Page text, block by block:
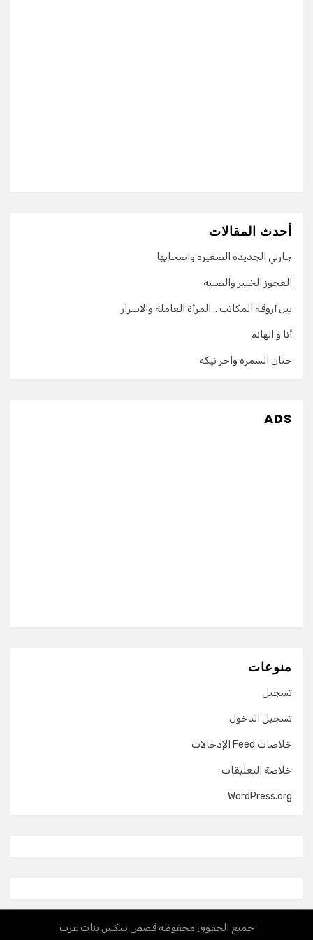
أحدث المقالات
جارتي الجديده الصغيره واصحابها
العجوز الخبير والصبيه
بين أروقة المكاتب .. المرأة العاملة والاسرار
أنا و الهانم
حنان السمره واحر نيكه
ADS
منوعات
تسجيل
تسجيل الدخول
خلاصات Feed الإدخالات
خلاصة التعليقات
WordPress.org
جميع الحقوق محفوظة قصص سكس بنات عرب